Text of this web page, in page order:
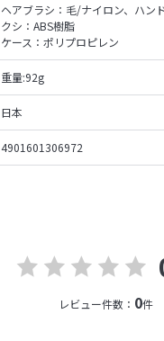
レビュー件数： 0件
ヘアブラシ：毛/ナイロン、ハン
クシ：ABS樹脂
ケース：ポリプロピレン
重量:92g
日本
4901601306972